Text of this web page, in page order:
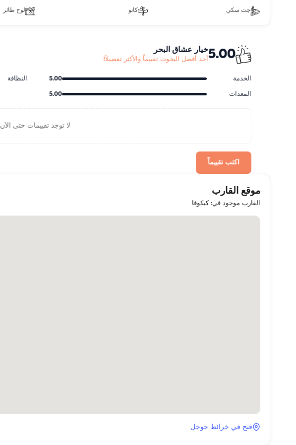
جت سكي كانو لوح طائر
5.00خيار عشاق البحر
أحد أفضل اليخوت تقييماً والأكثر تفضيلاً!
الخدمة 5.00 النظافة
المعدات 5.00
لا توجد تقييمات حتى الآن
اكتب تقييماً
موقع القارب
القارب موجود في: كيكوفا
فتح في خرائط جوجل